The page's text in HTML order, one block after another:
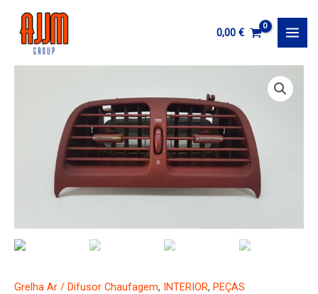
contenido
0,00 €
Grelha Ar / Difusor Chaufagem, INTERIOR, PEÇAS